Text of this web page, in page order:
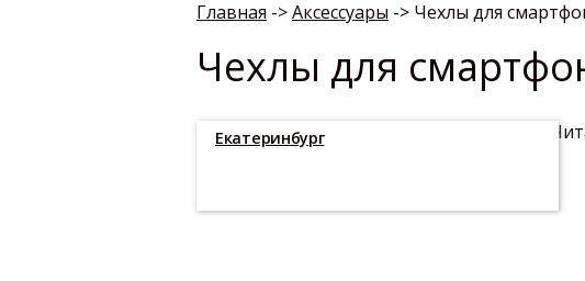
Главная ->Аксессуары -> Чехлы для
Чехлы для
Екатеринбург